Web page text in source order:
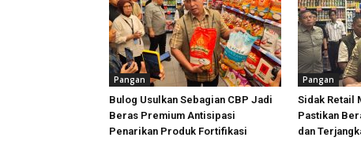
Pangan
Bulog Usulkan Sebagian CBP Jadi
Beras Premium Antisipasi
Penarikan Produk Fortifikasi
Pangan
Sidak Retail
Pastikan
dan